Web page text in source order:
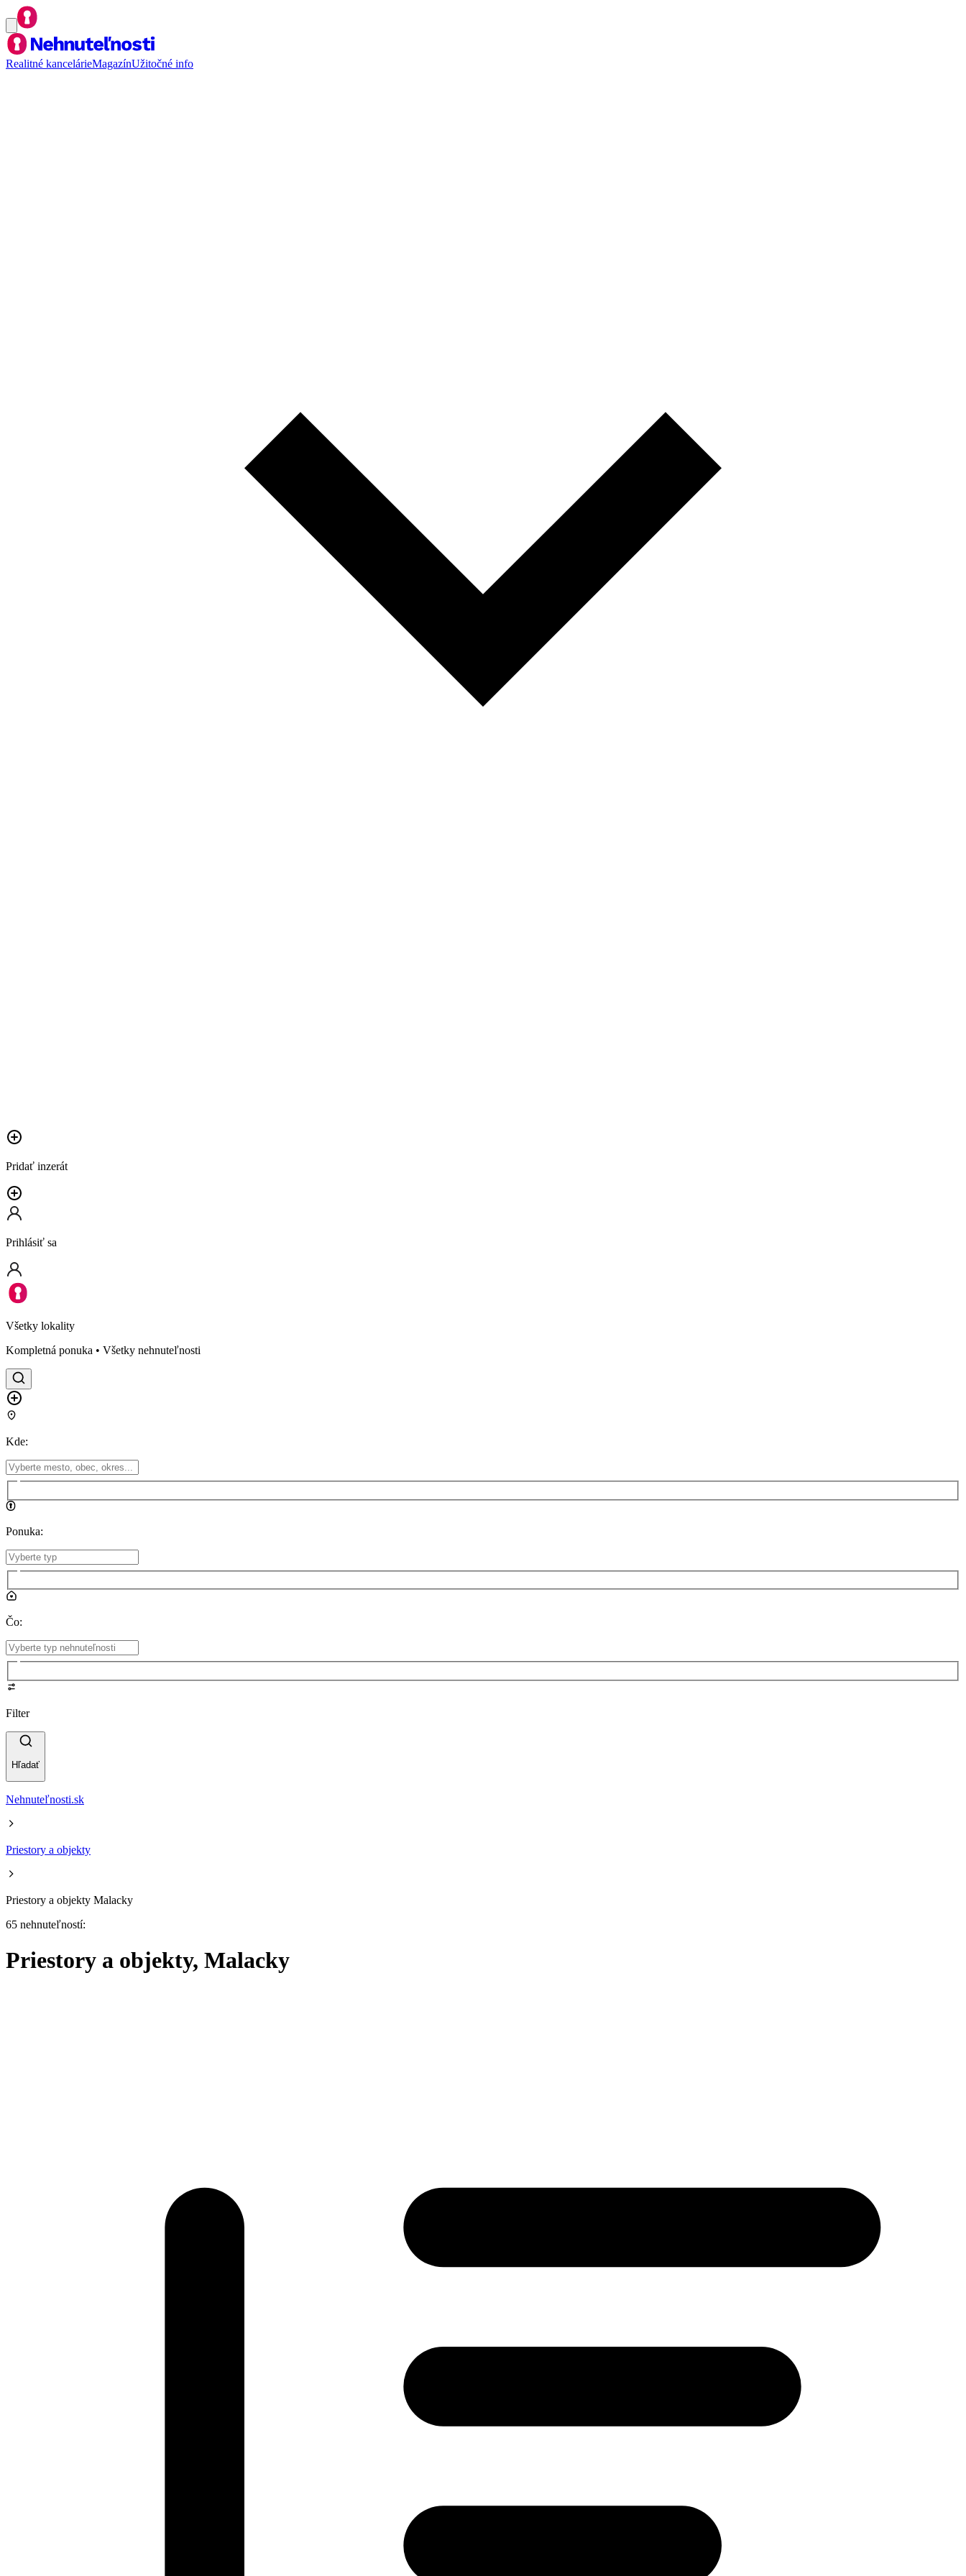
Realitné kancelárieMagazínUžitočné info
Pridať inzerát
Prihlásiť sa
Všetky lokality
Kompletná ponuka • Všetky nehnuteľnosti
Kde:
Ponuka:
Čo:
Filter
Hľadať
Nehnuteľnosti.sk
Priestory a objekty
Priestory a objekty Malacky
65 nehnuteľností:
Priestory a objekty, Malacky